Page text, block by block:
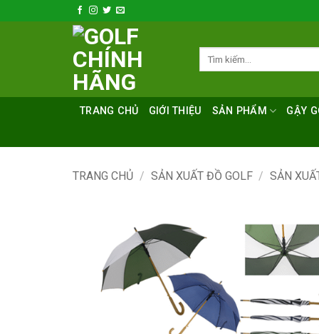
qua
TRANG CHỦ GIỚI THIỆU SẢN PHẨM GẬY
TRANG CHỦ / SẢN XUẤT ĐỒ GOLF / SẢN